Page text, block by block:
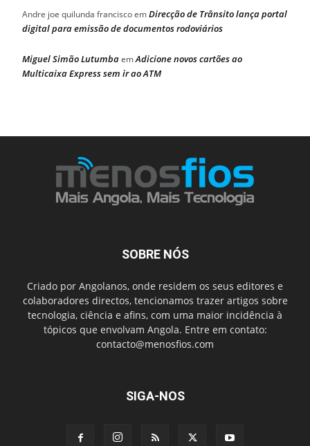
Andre joe quilunda franciscoemDirecção de Trânsito lança portal
digital para emissão de documentos rodoviários
Miguel Simão LutumbaemAdicione novos cartões ao
Multicaixa Express sem ir ao ATM
SOBRE NÓS
Criado por Angolanos, onde residem os seus editores e
colaboradores directos, tencionamos trazer artigos sobre
tecnologia, ciência e afins, com uma maior incidência à
tópicos que envolvam Angola. Entre em contato:
contacto@menosfios.com
SIGA-NOS